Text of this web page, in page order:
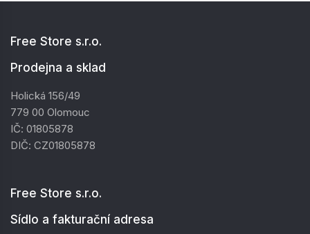
Free Store s.r.o.
Prodejna a sklad
Holická 156/49
779 00 Olomouc
IČ: 01805878
DIČ: CZ01805878
Free Store s.r.o.
Sídlo a fakturační adresa